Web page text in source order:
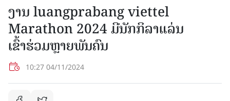
ງານ luangprabang viettel
Marathon 2024 ມີນັກກິລາແລ່ນ
ເຂົ້າຮ່ວມຫຼາຍພັນຄົນ
10:27 04/11/2024